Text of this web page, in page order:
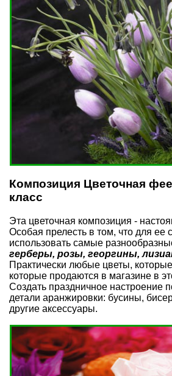
Композиция Цветочная
класс
Эта цветочная композиция -
Особая прелесть в том, что для ее
использовать самые
герберы, розы, георгины,
Практически любые цветы,
которые продаются в магазине в
Создать праздничное настроение
детали аранжировки: бусины,
другие аксессуары.